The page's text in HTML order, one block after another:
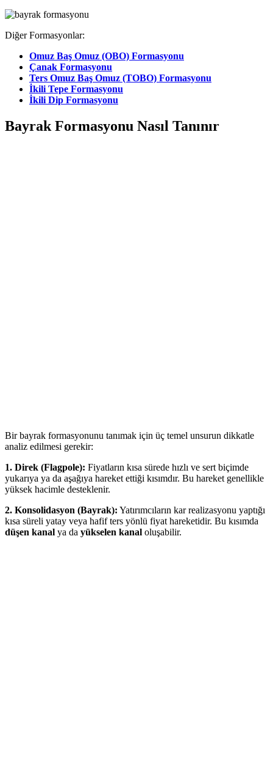
Diğer Formasyonlar:
Omuz Baş Omuz (OBO) Formasyonu
Çanak Formasyonu
Ters Omuz Baş Omuz (TOBO) Formasyonu
İkili Tepe Formasyonu
İkili Dip Formasyonu
Bayrak Formasyonu Nasıl Tanınır
Bir bayrak formasyonunu tanımak için üç temel unsurun dikkatle
analiz edilmesi gerekir:
1. Direk (Flagpole): Fiyatların kısa sürede hızlı ve sert biçimde
yukarıya ya da aşağıya hareket ettiği kısımdır. Bu hareket genellikle
yüksek hacimle desteklenir.
2. Konsolidasyon (Bayrak): Yatırımcıların kar realizasyonu yaptığı
kısa süreli yatay veya hafif ters yönlü fiyat hareketidir. Bu kısımda
düşen kanal ya da yükselen kanal oluşabilir.